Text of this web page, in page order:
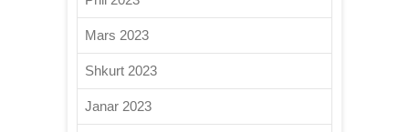
Mars 2023
Shkurt 2023
Janar 2023